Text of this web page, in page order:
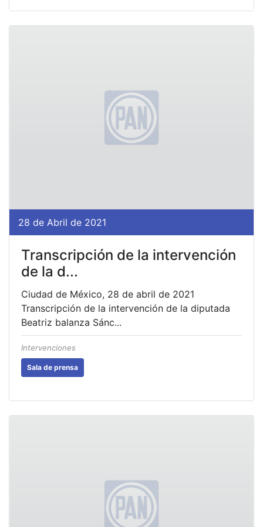
28 de Abril de 2021
Transcripción de la intervención
de la d...
Ciudad de México, 28 de abril de 2021
Transcripción de la intervención de la diputada
Beatriz balanza Sánc...
Intervenciones
Sala de prensa